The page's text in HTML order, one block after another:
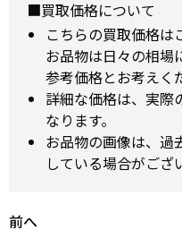
■買取価格について
こちらの買取価格は
お品物は日々の相場
参考価格とお考えく
詳細な価格は、実際
なります。
お品物の画像は、過
している場合がござ
前へ